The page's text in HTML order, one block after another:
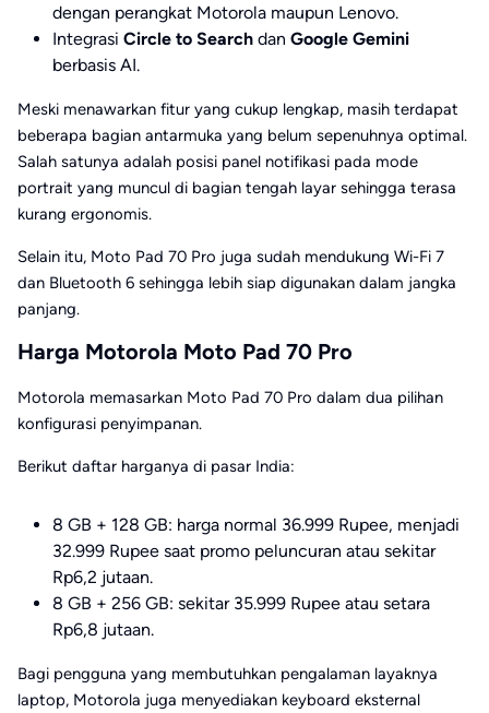
dengan perangkat Motorola maupun Lenovo.
Integrasi Circle to Search dan Google Gemini
berbasis AI.
Meski menawarkan fitur yang cukup lengkap, masih terdapat
beberapa bagian antarmuka yang belum sepenuhnya optimal.
Salah satunya adalah posisi panel notifikasi pada mode
portrait yang muncul di bagian tengah layar sehingga terasa
kurang ergonomis.
Selain itu, Moto Pad 70 Pro juga sudah mendukung Wi-Fi 7
dan Bluetooth 6 sehingga lebih siap digunakan dalam jangka
panjang.
Harga Motorola Moto Pad 70 Pro
Motorola memasarkan Moto Pad 70 Pro dalam dua pilihan
konfigurasi penyimpanan.
Berikut daftar harganya di pasar India:
8 GB + 128 GB: harga normal 36.999 Rupee, menjadi
32.999 Rupee saat promo peluncuran atau sekitar
Rp6,2 jutaan.
8 GB + 256 GB: sekitar 35.999 Rupee atau setara
Rp6,8 jutaan.
Bagi pengguna yang membutuhkan pengalaman layaknya
laptop, Motorola juga menyediakan keyboard eksternal